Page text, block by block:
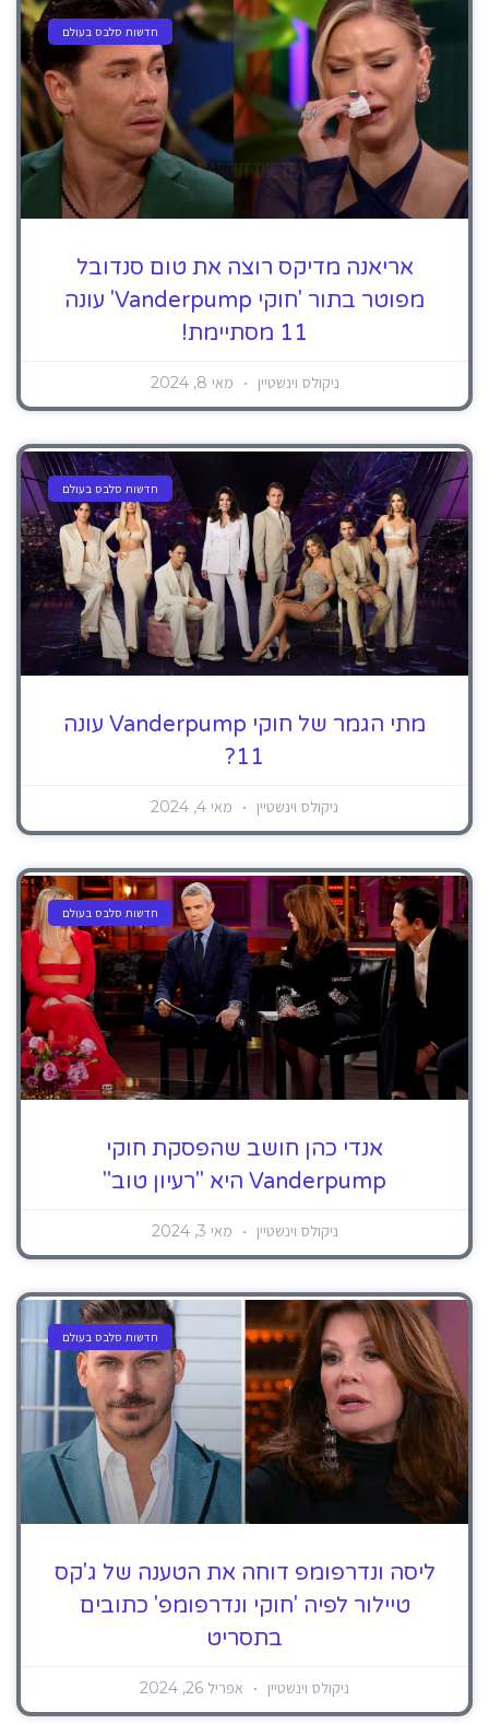
חדשות סלבס בעולם
אריאנה מדיקס רוצה את טום סנדובל
מפוטר בתור 'חוקי Vanderpump' עונה
11 מסתיימת!
ניקולס וינשטיין מאי 8, 2024
חדשות סלבס בעולם
מתי הגמר של חוקי Vanderpump עונה
11?
ניקולס וינשטיין מאי 4, 2024
חדשות סלבס בעולם
אנדי כהן חושב שהפסקת חוקי
Vanderpump היא "רעיון טוב"
ניקולס וינשטיין מאי 3, 2024
חדשות סלבס בעולם
ליסה ונדרפומפ דוחה את הטענה של ג'קס
טיילור לפיה 'חוקי ונדרפומפ' כתובים
בתסריט
ניקולס וינשטיין אפריל 26, 2024